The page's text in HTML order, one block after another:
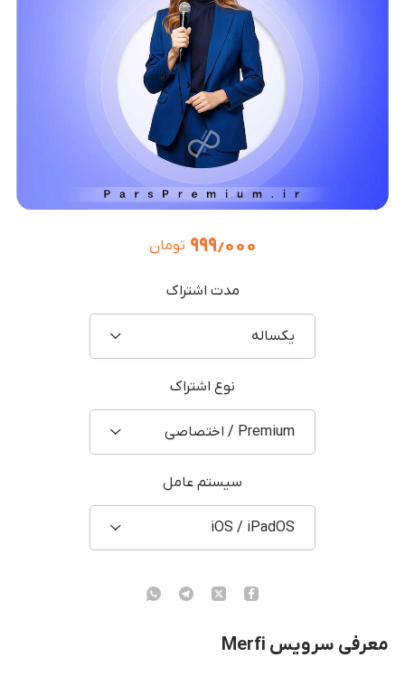
۹۹۹٫۰۰۰ تومان
مدت اشتراک
یکساله
نوع اشتراک
Premium / اختصاصی
سیستم عامل
iOS / iPadOS
معرفی سرویس Merfi